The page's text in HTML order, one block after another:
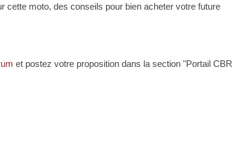
cette moto, des conseils pour bien acheter votre future
et postez votre proposition dans la section "Portail CBR